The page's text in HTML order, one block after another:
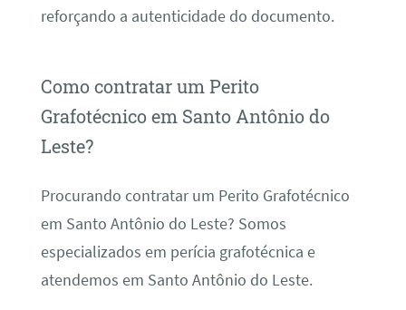
reforçando a autenticidade do documento.
Como contratar um Perito
Grafotécnico em Santo Antônio do
Leste?
Procurando contratar um Perito Grafotécnico
em Santo Antônio do Leste? Somos
especializados em perícia grafotécnica e
atendemos em Santo Antônio do Leste.